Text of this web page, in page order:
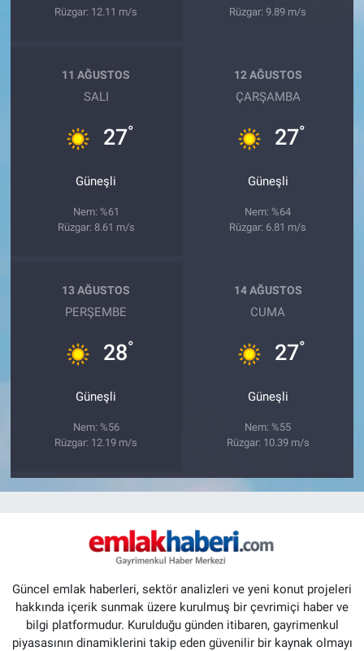
Rüzgar: 12.11 m/s
Rüzgar: 9.89 m/s
11 AĞUSTOS
SALI
27°
Güneşli
Nem: %61
Rüzgar: 8.61 m/s
12 AĞUSTOS
ÇARŞAMBA
27°
Güneşli
Nem: %64
Rüzgar: 6.81 m/s
13 AĞUSTOS
PERŞEMBE
28°
Güneşli
Nem: %56
Rüzgar: 12.19 m/s
14 AĞUSTOS
CUMA
27°
Güneşli
Nem: %55
Rüzgar: 10.39 m/s
Güncel emlak haberleri, sektör analizleri ve yeni konut projeleri
hakkında içerik sunmak üzere kurulmuş bir çevrimiçi haber ve
bilgi platformudur. Kurulduğu günden itibaren, gayrimenkul
piyasasının dinamiklerini takip eden güvenilir bir kaynak olmayı